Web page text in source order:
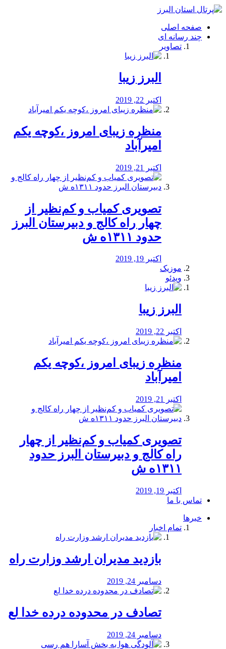
فصد
شرق
تهران
خشکشویی
صفحه اصلی
چند رسانه ای
تصاویر
البرز زیبا
اکتبر 22, 2019
منظره‌‌ زیبای امروز ،کوچه یکم
امیرآباد
اکتبر 21, 2019
️تصویری کمیاب و کم‌نظیر از
چهار راه كالج و دبيرستان البرز
حدود ۱۳۱۱ه ش
اکتبر 19, 2019
موزیک
ویدئو
البرز زیبا
اکتبر 22, 2019
منظره‌‌ زیبای امروز ،کوچه یکم
امیرآباد
اکتبر 21, 2019
️تصویری کمیاب و کم‌نظیر از چهار
راه كالج و دبيرستان البرز حدود
۱۳۱۱ه ش
اکتبر 19, 2019
تماس با ما
خبرها
تمام اخبار
بازدید مدیران ارشد وزارت راه
دسامبر 24, 2019
تصادف در محدوده درده خدا لع
دسامبر 24, 2019